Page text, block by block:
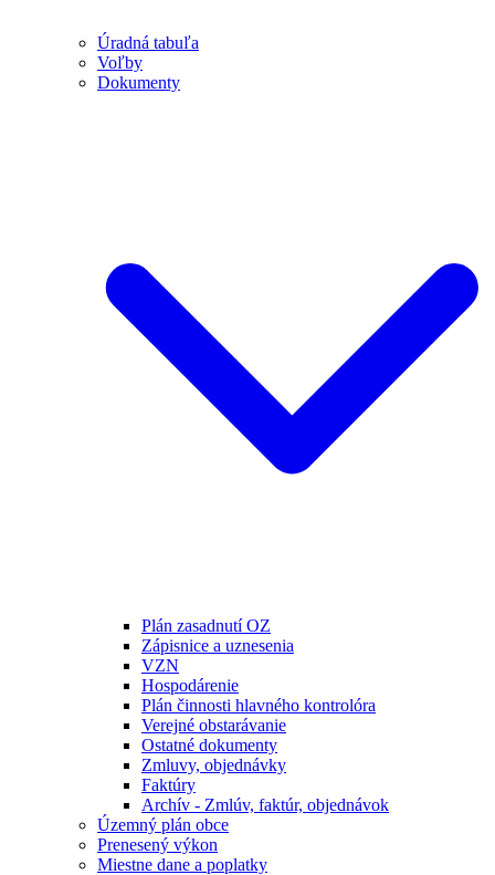
Úradná tabuľa
Voľby
Dokumenty
Plán zasadnutí OZ
Zápisnice a uznesenia
VZN
Hospodárenie
Plán činnosti hlavného kontrolóra
Verejné obstarávanie
Ostatné dokumenty
Zmluvy, objednávky
Faktúry
Archív - Zmlúv, faktúr, objednávok
Územný plán obce
Prenesený výkon
Miestne dane a poplatky